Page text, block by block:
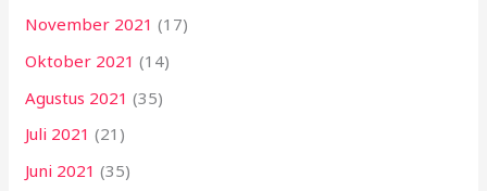
November 2021 (17)
Oktober 2021 (14)
Agustus 2021 (35)
Juli 2021 (21)
Juni 2021 (35)